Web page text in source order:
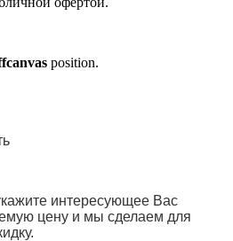
position.
интересующее Вас
цену и мы сделаем для